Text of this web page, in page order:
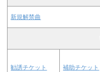
新規解禁曲
勧誘チケット 補助チケット